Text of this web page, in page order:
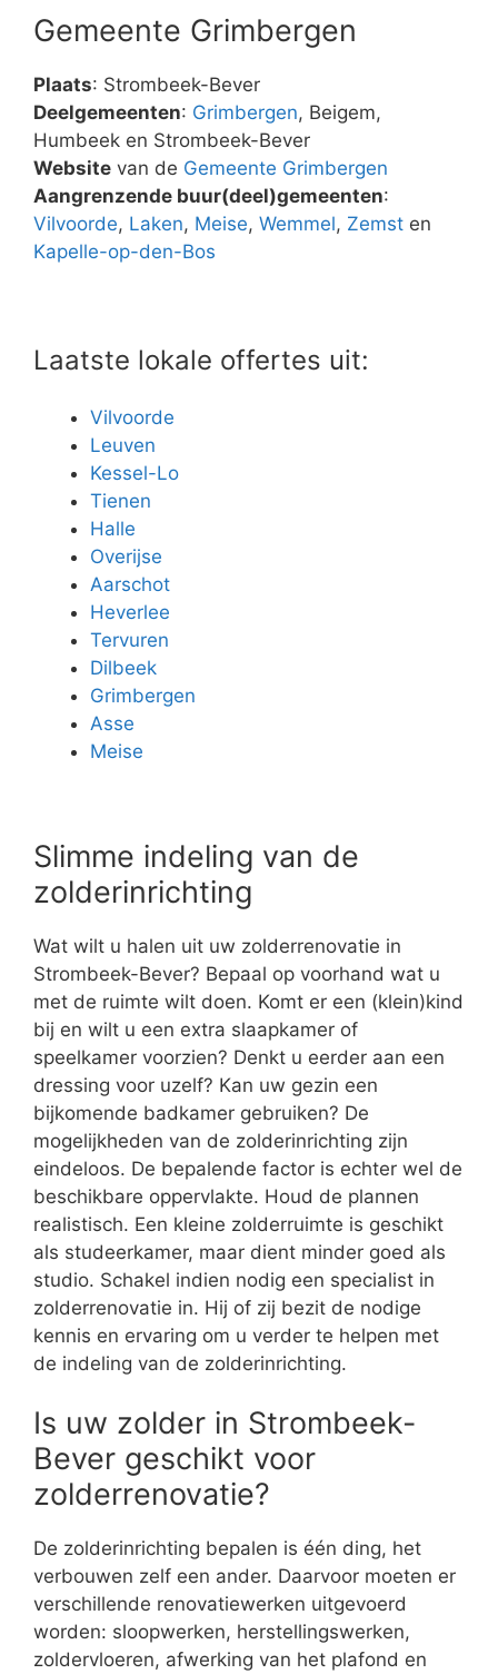
Gemeente Grimbergen
Plaats: Strombeek-Bever
Deelgemeenten: Grimbergen, Beigem,
Humbeek en Strombeek-Bever
Website van de Gemeente Grimbergen
Aangrenzende buur(deel)gemeenten:
Vilvoorde, Laken, Meise, Wemmel, Zemst en
Kapelle-op-den-Bos
Laatste lokale offertes uit:
Vilvoorde
Leuven
Kessel-Lo
Tienen
Halle
Overijse
Aarschot
Heverlee
Tervuren
Dilbeek
Grimbergen
Asse
Meise
Slimme indeling van de
zolderinrichting
Wat wilt u halen uit uw zolderrenovatie in
Strombeek-Bever? Bepaal op voorhand wat u
met de ruimte wilt doen. Komt er een (klein)kind
bij en wilt u een extra slaapkamer of
speelkamer voorzien? Denkt u eerder aan een
dressing voor uzelf? Kan uw gezin een
bijkomende badkamer gebruiken? De
mogelijkheden van de zolderinrichting zijn
eindeloos. De bepalende factor is echter wel de
beschikbare oppervlakte. Houd de plannen
realistisch. Een kleine zolderruimte is geschikt
als studeerkamer, maar dient minder goed als
studio. Schakel indien nodig een specialist in
zolderrenovatie in. Hij of zij bezit de nodige
kennis en ervaring om u verder te helpen met
de indeling van de zolderinrichting.
Is uw zolder in Strombeek-
Bever geschikt voor
zolderrenovatie?
De zolderinrichting bepalen is één ding, het
verbouwen zelf een ander. Daarvoor moeten er
verschillende renovatiewerken uitgevoerd
worden: sloopwerken, herstellingswerken,
zoldervloeren, afwerking van het plafond en